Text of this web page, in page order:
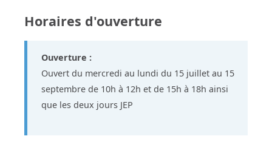
Horaires d'ouverture
Ouverture :
Ouvert du mercredi au lundi du 15 juillet au 15
septembre de 10h à 12h et de 15h à 18h ainsi
que les deux jours JEP